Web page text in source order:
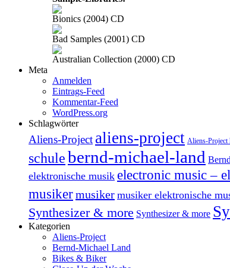
Bionics (2004) CD
Bad Samples (2001) CD
Australian Collection (2000) CD
Meta
Anmelden
Eintrags-Feed
Kommentar-Feed
WordPress.org
Schlagwörter
Aliens-Project aliens-project Aliens-Project
schulebernd-michael-land
elektronische musik electronic music –
musikermusiker musiker elektronische
Synthesizer & more Synthesizer & more
Kategorien
Aliens-Project
Bernd-Michael Land
Bikes & Biker